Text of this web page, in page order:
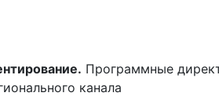
Программные
канала